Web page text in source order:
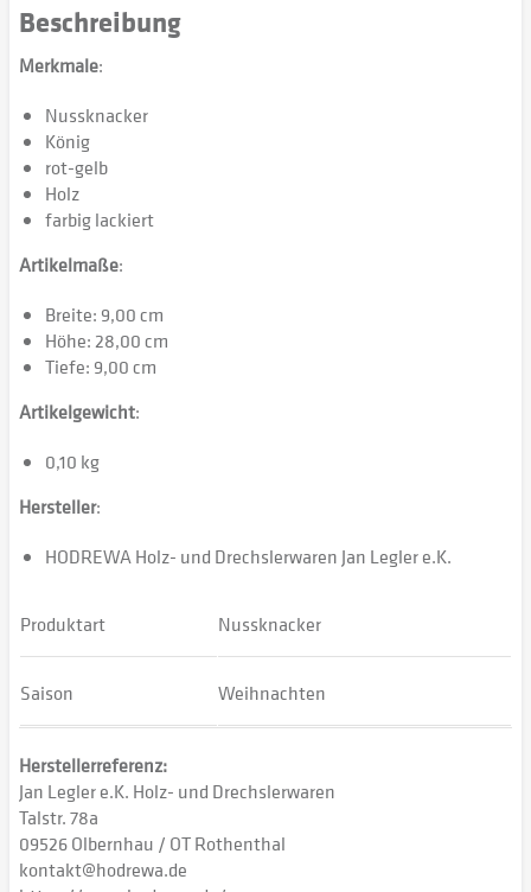
Beschreibung
Merkmale:
Nussknacker
König
rot-gelb
Holz
farbig lackiert
Artikelmaße:
Breite: 9,00 cm
Höhe: 28,00 cm
Tiefe: 9,00 cm
Artikelgewicht:
0,10 kg
Hersteller:
HODREWA Holz- und Drechslerwaren Jan Legler e.K.
Produktart Nussknacker
Saison Weihnachten
Herstellerreferenz:
Jan Legler e.K. Holz- und Drechslerwaren
Talstr. 78a
09526 Olbernhau / OT Rothenthal
kontakt@hodrewa.de